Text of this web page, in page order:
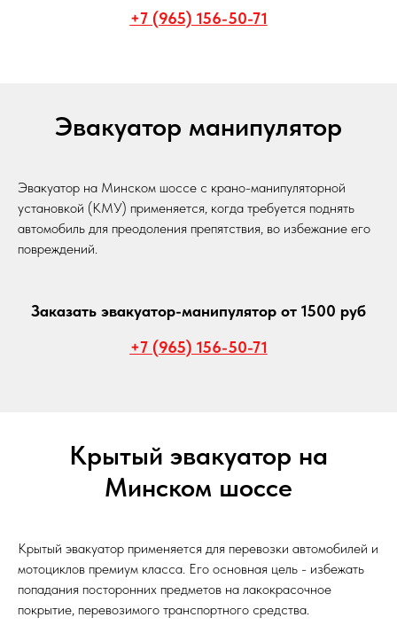
+7 (965) 156-50-71
Эвакуатор манипулятор
Эвакуатор на Минском шоссе с крано-манипуляторной
установкой (КМУ) применяется, когда требуется поднять
автомобиль для преодоления препятствия, во избежание его
повреждений.
Заказать эвакуатор-манипулятор от 1500 руб
+7 (965) 156-50-71
Крытый эвакуатор на
Минском шоссе
Крытый эвакуатор применяется для перевозки автомобилей и
мотоциклов премиум класса. Его основная цель - избежать
попадания посторонних предметов на лакокрасочное
покрытие, перевозимого транспортного средства.